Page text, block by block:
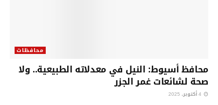
محافظات
محافظ أسيوط: النيل في معدلاته الطبيعية.. ولا
صحة لشائعات غمر الجزر